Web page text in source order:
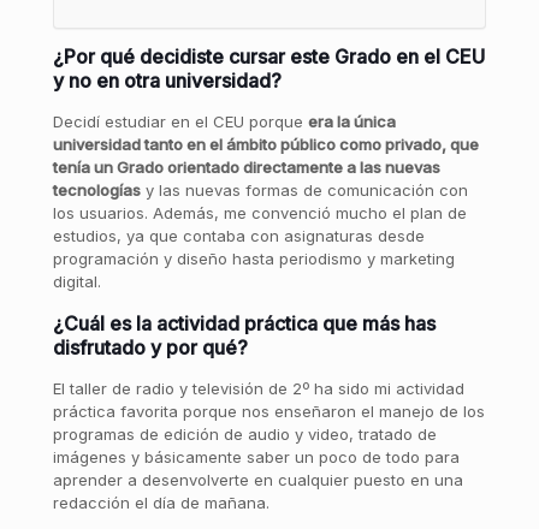
¿Por qué decidiste cursar este Grado en el CEU
y no en otra universidad?
Decidí estudiar en el CEU porque era laúnica
universidad tanto en el ámbito público como privado, que
tenía un Grado orientado directamente a las nuevas
tecnologíasy las nuevas formas de comunicación con
los usuarios. Además, me convenció mucho el plan de
estudios, ya que contaba con asignaturas desde
programación y diseño hasta periodismo y marketing
digital.
¿Cuál es la actividad práctica que más has
disfrutado y por qué?
El taller de radio y televisión de 2º ha sido mi actividad
práctica favorita porque nos enseñaron el manejo de los
programas de edición de audio y video, tratado de
imágenes y básicamente saber un poco de todo para
aprender a desenvolverte en cualquier puesto en una
redacción el día de mañana.